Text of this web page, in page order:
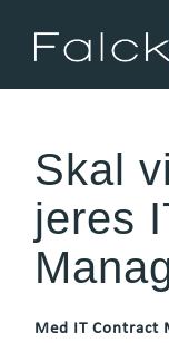
Skal
jeres
Med IT Contract